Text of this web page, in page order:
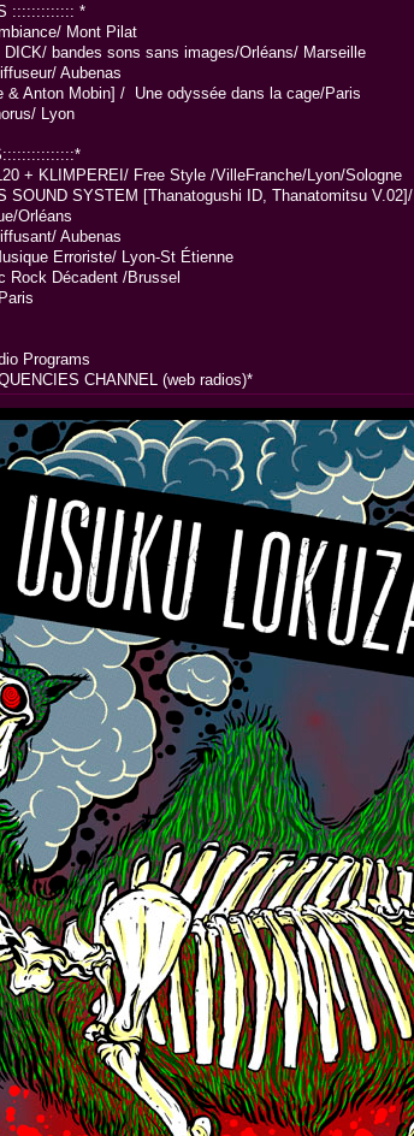
::::::::::::: *
Mont Pilat
bandes sons sans images/Orléans/ Marseille
Aubenas
& Anton Mobin] / Une odyssée dans la cage/Paris
Lyon
+ KLIMPEREI/ Free Style /VilleFranche/Lyon/Sologne
SOUND SYSTEM [Thanatogushi ID, Thanatomitsu V.02]/
Orléans
Aubenas
Erroriste/ Lyon-St Étienne
Rock Décadent /Brussel
Programs
CHANNEL (web radios)*